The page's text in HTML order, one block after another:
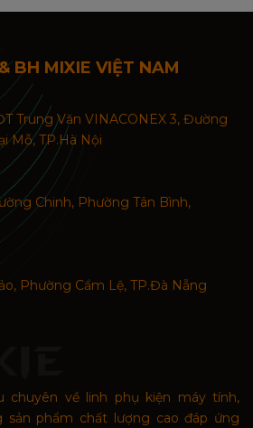
BH MIXIE VIỆT NAM
Trung Văn VINACONEX 3, Đường
Mỗ, TP.Hà Nội
Chinh, Phường Tân Bình,
Phường Cẩm Lệ, TP.Đà Nẵng
chuyên về linh phụ kiện máy tính,
sản phẩm chất lượng cao đáp ứng